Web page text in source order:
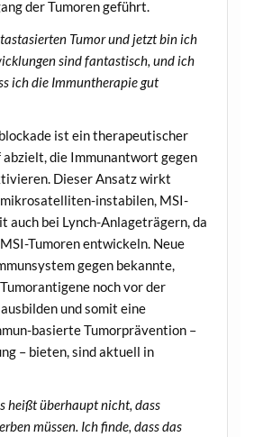
der Tumoren geführt.
Tumor und jetzt bin ich
sind fantastisch, und ich
ich die Immuntherapie gut
ist ein therapeutischer
die Immunantwort gegen
Dieser Ansatz wirkt
instabilen, MSI-
auch bei Lynch-Anlageträgern, da
Tumoren entwickeln. Neue
gegen bekannte,
noch vor der
und somit eine
basierte Tumorprävention –
– bieten, sind aktuell in
heißt überhaupt nicht, dass
müssen. Ich finde, dass das